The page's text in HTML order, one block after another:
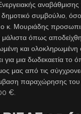
αναβάθμισης
συμβούλιο,
κ. Μουριάδης
όπως
και ολοκληρωμένη
για μια δωδεκαετία το
μας από τις
παραχώρησης του
€.